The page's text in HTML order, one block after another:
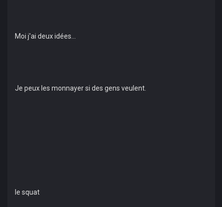
Moi j'ai deux idées...
Je peux les monnayer si des gens veulent.
le squat